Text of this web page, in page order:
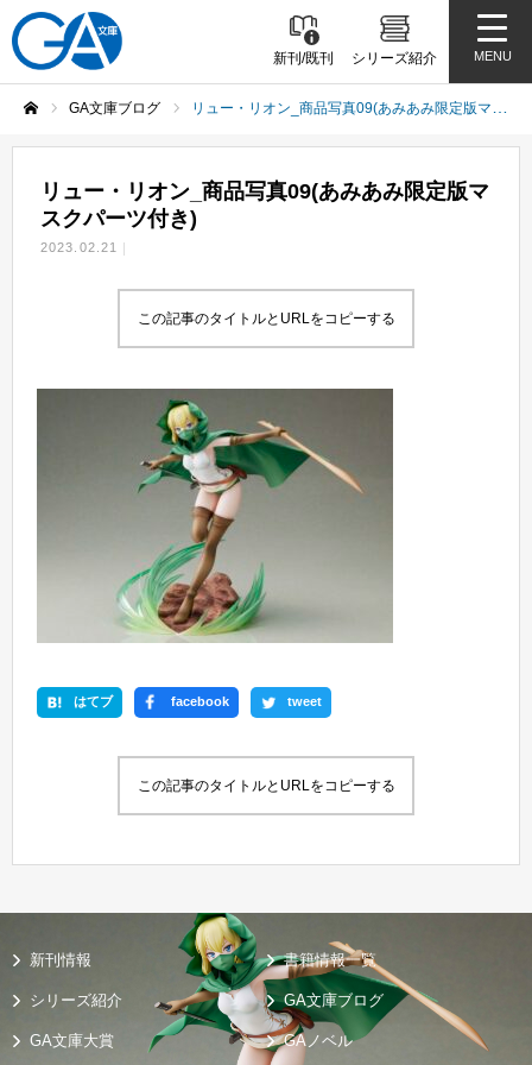
新刊/既刊 シリーズ紹介 MENU
GA文庫ブログ リュー・リオン_商品写真09(あみあみ限定版マスクパーツ付き)
リュー・リオン_商品写真09(あみあみ限定版マ
スクパーツ付き)
2023.02.21
この記事のタイトルとURLをコピーする
はてブ facebook tweet
この記事のタイトルとURLをコピーする
新刊情報 書籍情報一覧
シリーズ紹介 GA文庫ブログ
GA文庫大賞 GAノベル